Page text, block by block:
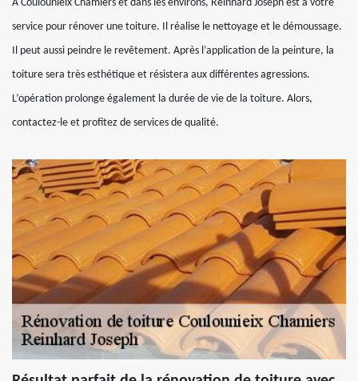
A Coulounieix Chamiers et dans les environs, Reinhard Joseph est à votre
service pour rénover une toiture. Il réalise le nettoyage et le démoussage.
Il peut aussi peindre le revêtement. Après l’application de la peinture, la
toiture sera très esthétique et résistera aux différentes agressions.
L’opération prolonge également la durée de vie de la toiture. Alors,
contactez-le et profitez de services de qualité.